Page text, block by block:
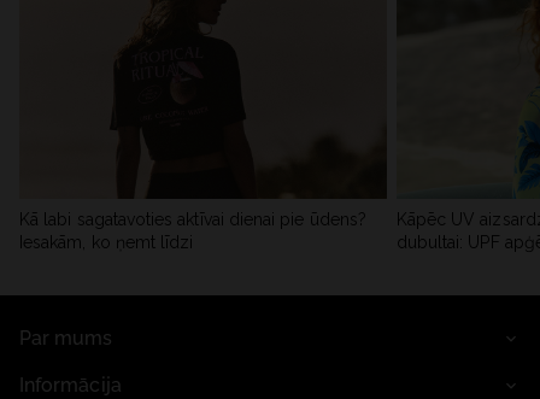
Kā labi sagatavoties aktīvai dienai pie ūdens?
Iesakām, ko ņemt līdzi
Kāpēc UV
dubultai: UPF
Par mums
Informācija